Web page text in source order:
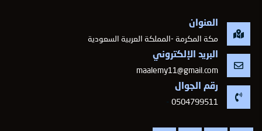
العنوان
مكة المكرمة -المملكة العربية السعودية
البريد الإلكتروني
maalemy11@gmail.com
رقم الجوال
0504799511
-